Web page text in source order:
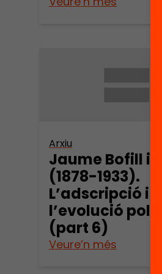
Arxiu
Jaume Bofill i
(1878-1933).
L’adscripció i
l’evolució
(part 6)
Veure’n més